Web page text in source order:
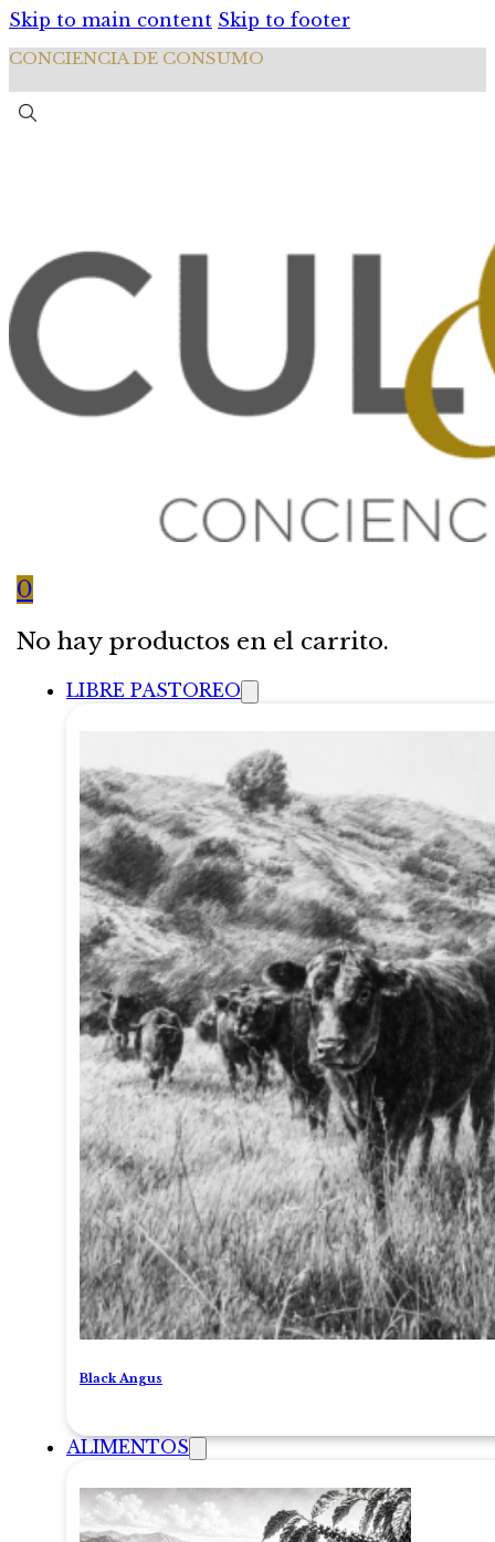
Skip to main content Skip to footer
CONCIENCIA DE CONSUMO
0
No hay productos en el carrito.
LIBRE PASTOREO
Black Angus
ALIMENTOS